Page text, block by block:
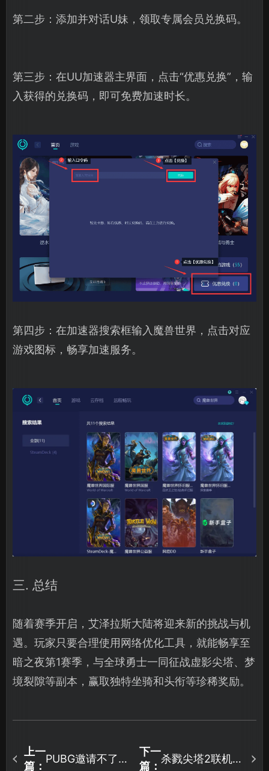
第二步：添加并对话U妹，领取专属会员兑换码。
第三步：在UU加速器主界面，点击“优惠兑换”，输
入获得的兑换码，即可免费加速时长。
第四步：在加速器搜索框输入魔兽世界，点击对应
游戏图标，畅享加速服务。
三. 总结
随着赛季开启，艾泽拉斯大陆将迎来新的挑战与机
遇。玩家只要合理使用网络优化工具，就能畅享至
暗之夜第1赛季，与全球勇士一同征战虚影尖塔、梦
境裂隙等副本，赢取独特坐骑和头衔等珍稀奖励。
上一
篇：
PUBG邀请不了队
下一
篇：
杀戮尖塔2联机延